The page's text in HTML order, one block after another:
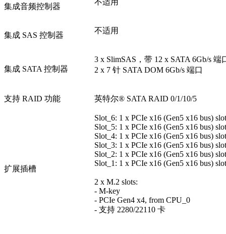
集成音频控制器
不适用
集成 SAS 控制器
不适用
集成 SATA 控制器
3 x SlimSAS，带 12 x SATA 6Gb/s 端
2 x 7 针 SATA DOM 6Gb/s 端口
支持 RAID 功能 英特尔® SATA RAID 0/1/10/5
扩展插槽
Slot_6: 1 x PCIe x16 (Gen5 x16 bus)
Slot_5: 1 x PCIe x16 (Gen5 x16 bus)
Slot_4: 1 x PCIe x16 (Gen5 x16 bus)
Slot_3: 1 x PCIe x16 (Gen5 x16 bus)
Slot_2: 1 x PCIe x16 (Gen5 x16 bus)
Slot_1: 1 x PCIe x16 (Gen5 x16 bus)
2 x M.2 slots:
- M-key
- PCIe Gen4 x4, from CPU_0
- 支持 2280/22110 卡